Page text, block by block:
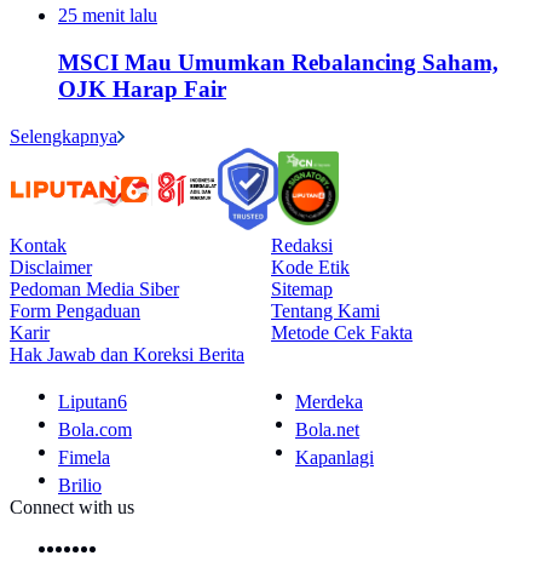
25 menit lalu
MSCI Mau Umumkan Rebalancing Saham,
OJK Harap Fair
Selengkapnya
Kontak
Redaksi
Disclaimer
Kode Etik
Pedoman Media Siber
Sitemap
Form Pengaduan
Tentang Kami
Karir
Metode Cek Fakta
Hak Jawab dan Koreksi Berita
Liputan6
Merdeka
Bola.com
Bola.net
Fimela
Kapanlagi
Brilio
Connect with us